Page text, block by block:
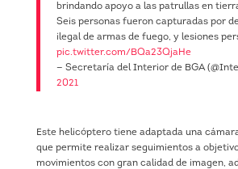
brindando apoyo a las patrullas en tierra
Seis personas fueron capturadas por
ilegal de armas de fuego, y lesiones
pic.twitter.com/BQa23QjaHe
— Secretaría del Interior de BGA
2021
Este helicóptero tiene adaptada una
que permite realizar seguimientos a
movimientos con gran calidad de imagen,